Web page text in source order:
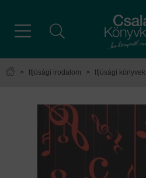
> Ifjúsági irodalom > Ifjúsági könyvek